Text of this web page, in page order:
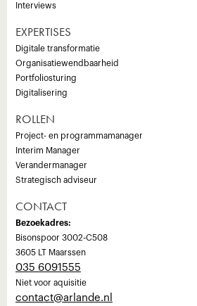
Interviews
EXPERTISES
Digitale transformatie
Organisatiewendbaarheid
Portfoliosturing
Digitalisering
ROLLEN
Project- en programmamanager
Interim Manager
Verandermanager
Strategisch adviseur
CONTACT
Bezoekadres:
Bisonspoor 3002-C508
3605 LT Maarssen
035 6091555
Niet voor aquisitie
‍contact@arlande.nl